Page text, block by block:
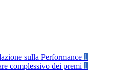
sulla Performance 1
complessivo dei premi 1